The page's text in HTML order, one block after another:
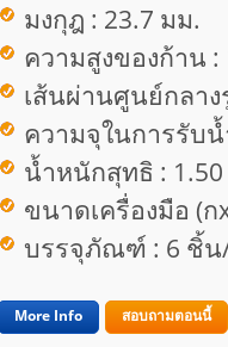
มงกุฎ : 23.7 มม.
ความสูงของก้าน :
เส้นผ่านศูนย์กลาง
ความจุในการรับ
น้ำหนักสุทธิ :
ขนาดเครื่องมือ (ก
บรรจุภัณฑ์ : 6 ชิ้น
More Info สอบถามตอนนี้